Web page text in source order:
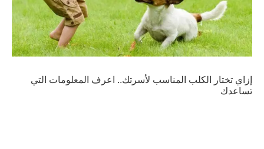
إزاي تختار الكلب المناسب لأسرتك.. اعرف المعلومات التي
تساعدك